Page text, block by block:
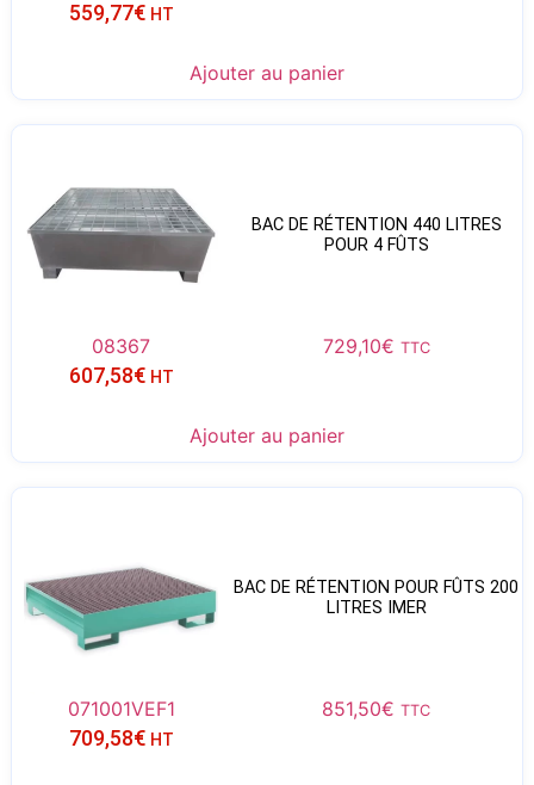
559,77€ HT
Ajouter au panier
BAC DE RÉTENTION 440 LITRES
POUR 4 FÛTS
08367 729,10€ TTC
607,58€ HT
Ajouter au panier
BAC DE RÉTENTION POUR FÛTS 200
LITRES IMER
071001VEF1 851,50€ TTC
709,58€ HT